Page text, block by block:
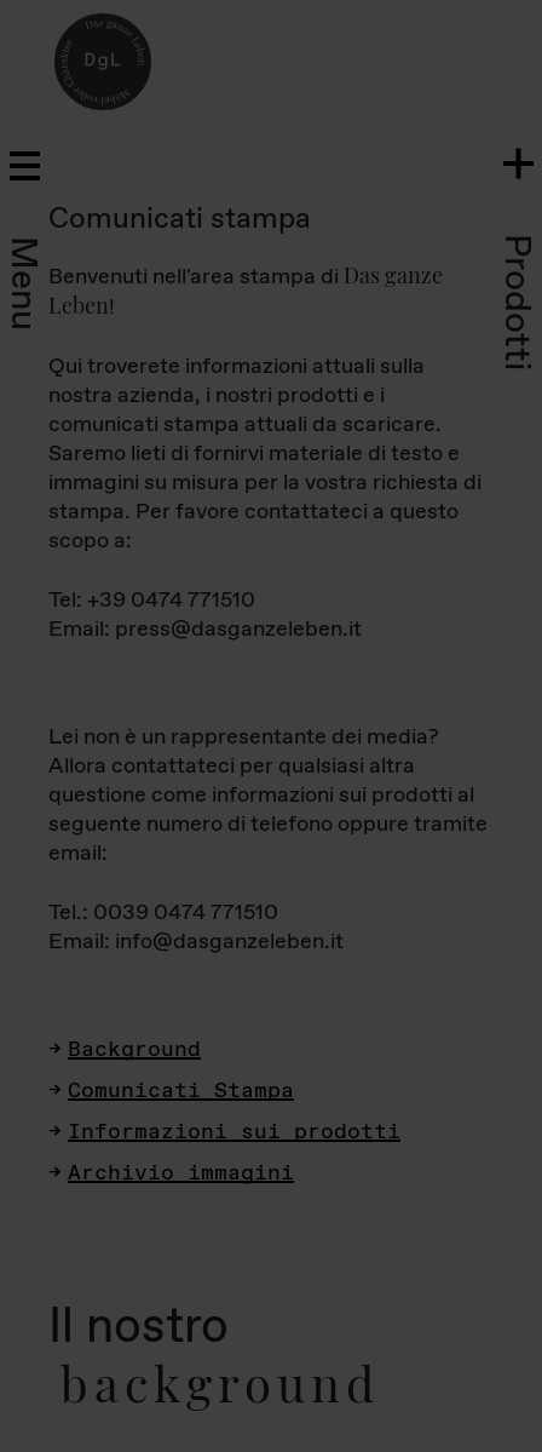
Menu Prodotti
Comunicati stampa
Benvenuti nell'area stampa di Das ganze
Leben!
Qui troverete informazioni attuali sulla
nostra azienda, i nostri prodotti e i
comunicati stampa attuali da scaricare.
Saremo lieti di fornirvi materiale di testo e
immagini su misura per la vostra richiesta di
stampa. Per favore contattateci a questo
scopo a:
Tel: +39 0474 771510
Email: press@dasganzeleben.it
Lei non è un rappresentante dei media?
Allora contattateci per qualsiasi altra
questione come informazioni sui prodotti al
seguente numero di telefono oppure tramite
email:
Tel.: 0039 0474 771510
Email: info@dasganzeleben.it
Background
Comunicati Stampa
Informazioni sui prodotti
Archivio immagini
Il nostro
background